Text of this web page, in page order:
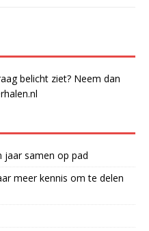
belicht ziet? Neem dan
jaar samen op pad
meer kennis om te delen